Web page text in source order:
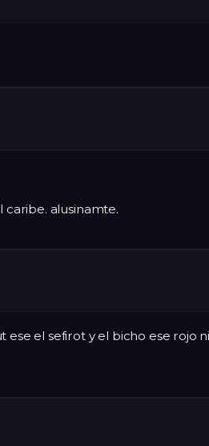
caribe. alusinamte.
ese el sefirot y el bicho ese rojo